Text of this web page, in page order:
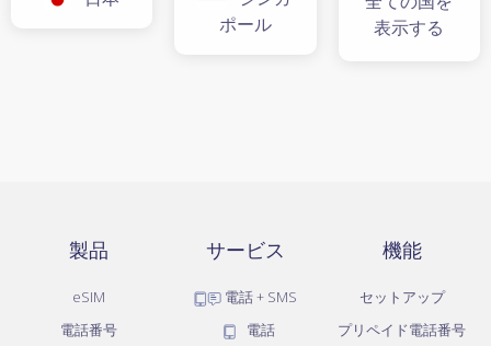
ポール
表示する
製品
eSIM
電話番号
サービス
電話 + SMS
電話
機能
セットアップ
プリペイド電話番号